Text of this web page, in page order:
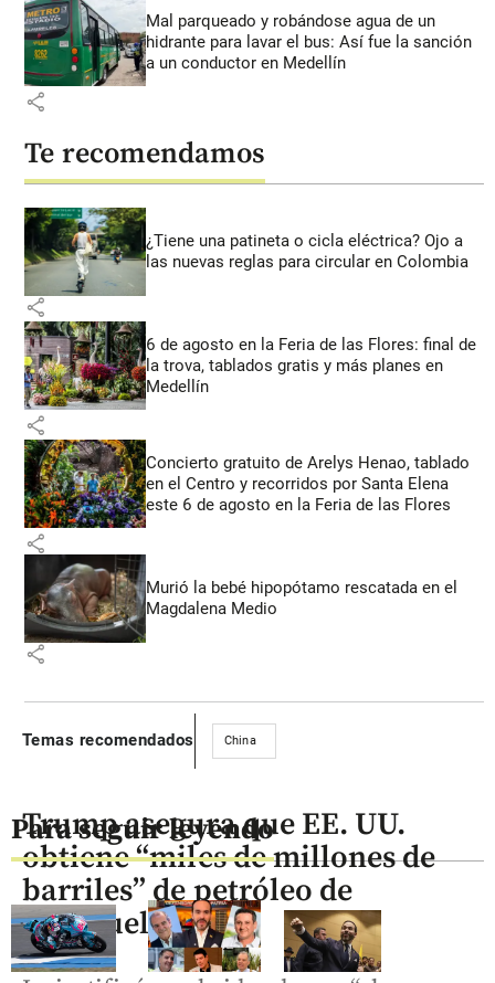
Mal parqueado y robándose agua de un
hidrante para lavar el bus: Así fue la sanción
a un conductor en Medellín
share
Te recomendamos
¿Tiene una patineta o cicla eléctrica? Ojo a
las nuevas reglas para circular en Colombia
share
6 de agosto en la Feria de las Flores: final de
la trova, tablados gratis y más planes en
Medellín
share
Concierto gratuito de Arelys Henao, tablado
en el Centro y recorridos por Santa Elena
este 6 de agosto en la Feria de las Flores
share
Murió la bebé hipopótamo rescatada en el
Magdalena Medio
share
Temas recomendados China
Para seguir leyendo
Trump asegura que EE. UU.
obtiene “miles de millones de
barriles” de petróleo de
Venezuela